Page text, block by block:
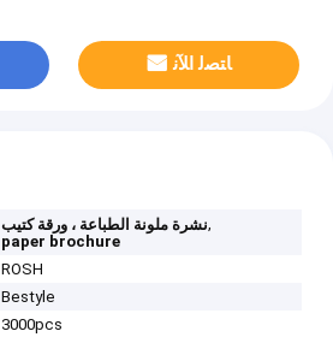
ﺎﺘﺼﻟ ﺍﻶﻧ
نشرة ملونة الطباعة ، ورقة كتيب,
paper brochure
ROSH
Bestyle
3000pcs